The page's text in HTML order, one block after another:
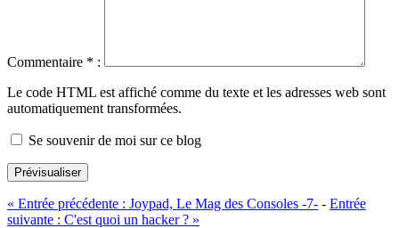
Commentaire * :
Le code HTML est affiché comme du texte et les adresses web sont
automatiquement transformées.
Se souvenir de moi sur ce blog
Prévisualiser
« Entrée précédente : Joypad, Le Mag des Consoles -7- - Entrée
suivante : C'est quoi un hacker ? »